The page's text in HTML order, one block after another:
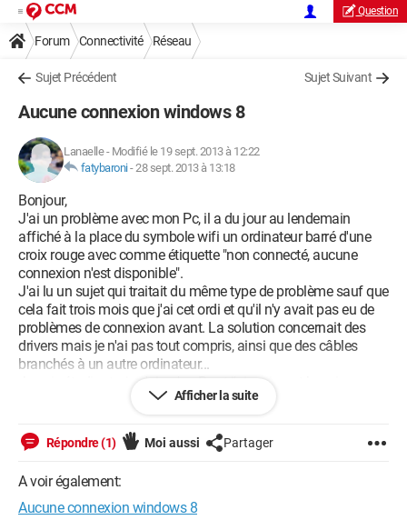
Question
Forum Connectivité Réseau
Sujet Précédent Sujet Suivant
Aucune connexion windows 8
Lanaelle- Modifié le 19 sept. 2013 à 12:22
fatybaroni-28 sept. 2013 à 13:18
Bonjour,
J'ai un problème avec mon Pc, il a du jour au lendemain
affiché à la place du symbole wifi un ordinateur barré d'une
croix rouge avec comme étiquette "non connecté, aucune
connexion n'est disponible".
J'ai lu un sujet qui traitait du même type de problème sauf que
cela fait trois mois que j'ai cet ordi et qu'il n'y avait pas eu de
problèmes de connexion avant. La solution concernait des
drivers mais je n'ai pas tout compris, ainsi que des câbles
branchés à un autre ordinateur...
Je suis étudiante, je n'ai qu'un Pc et j'ai vraiment besoin
d'Internet pour mes études ...Afficher la suite
Répondre (1) Moi aussi Partager
A voir également:
Aucune connexion windows 8